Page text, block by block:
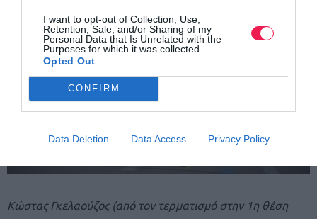
I want to opt-out of Collection, Use,
Retention, Sale, and/or Sharing of my
Personal Data that Is Unrelated with the
Purposes for which it was collected.
Opted Out
CONFIRM
Data Deletion Data Access Privacy Policy
Κώστας Γκελαούζος (από τον τερματισμό στην 1η θέση